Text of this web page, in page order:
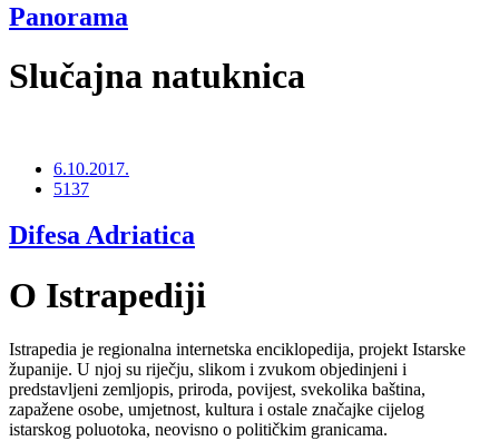
Panorama
Slučajna natuknica
6.10.2017.
5137
Difesa Adriatica
O Istrapediji
Istrapedia je regionalna internetska enciklopedija, projekt Istarske
županije. U njoj su riječju, slikom i zvukom objedinjeni i
predstavljeni zemljopis, priroda, povijest, svekolika baština,
zapažene osobe, umjetnost, kultura i ostale značajke cijelog
istarskog poluotoka, neovisno o političkim granicama.